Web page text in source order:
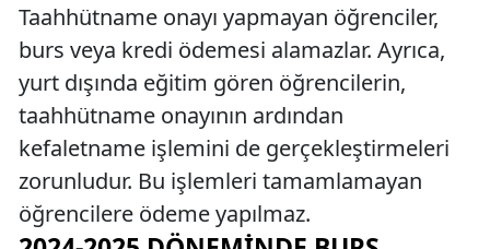
Taahhütname onayı yapmayan öğrenciler,
burs veya kredi ödemesi alamazlar. Ayrıca,
yurt dışında eğitim gören öğrencilerin,
taahhütname onayının ardından
kefaletname işlemini de gerçekleştirmeleri
zorunludur. Bu işlemleri tamamlamayan
öğrencilere ödeme yapılmaz.